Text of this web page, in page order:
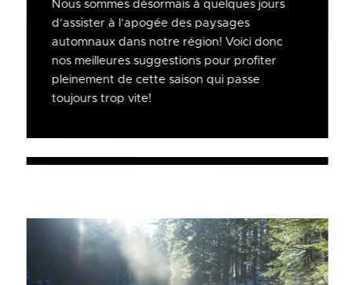
Nous sommes désormais à quelques jours
d’assister à l’apogée des paysages
automnaux dans notre région! Voici donc
nos meilleures suggestions pour profiter
pleinement de cette saison qui passe
toujours trop vite!